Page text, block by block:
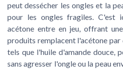
peut dessécher les ongles et la
pour les ongles fragiles. C'est
acétone entre en jeu, offrant
produits remplacent l'acétone
tels que l'huile d'amande douce,
sans agresser l'ongle ou la peau